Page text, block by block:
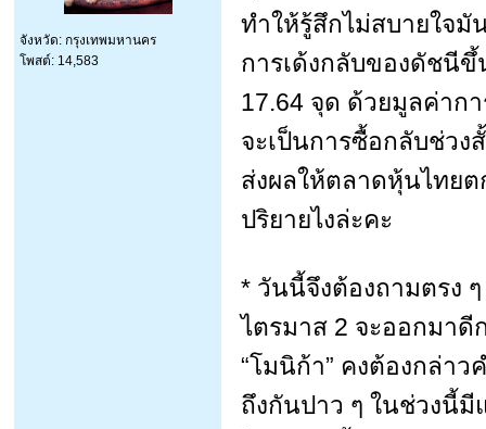
จังหวัด: กรุงเทพมหานคร
โพสต์: 14,583
ทำให้รู้สึกไม่สบายใจมั
การเด้งกลับของดัชนี
17.64 จุด ด้วยมูลค่าก
จะเป็นการซื้อกลับช่ว
ส่งผลให้ตลาดหุ้นไทย
ปริยายไงล่ะคะ
* วันนี้จึงต้องถามตรง
ไตรมาส 2 จะออกมาดี
“โมนิก้า” คงต้องกล่าว
ถึงกันปาว ๆ ในช่วงนี้มี